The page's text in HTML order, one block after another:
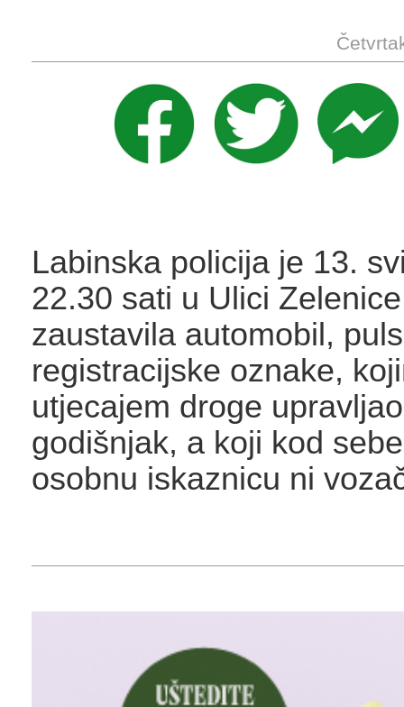
Labinska policija je 13.
22.30 sati u Ulici
zaustavila automobil,
registracijske oznake,
utjecajem droge
godišnjak, a koji kod
osobnu iskaznicu ni